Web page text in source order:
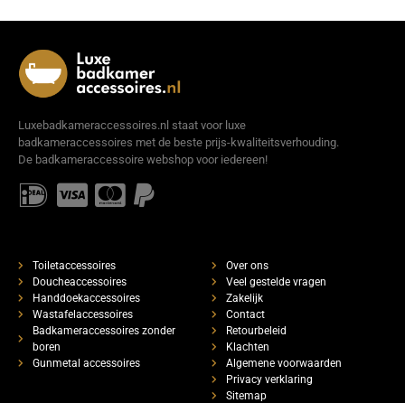
Luxebadkameraccessoires.nl staat voor luxe
badkameraccessoires met de beste prijs-kwaliteitsverhouding.
De badkameraccessoire webshop voor iedereen!
Toiletaccessoires
Doucheaccessoires
Handdoekaccessoires
Wastafelaccessoires
Badkameraccessoires zonder
boren
Gunmetal accessoires
Over ons
Veel gestelde vragen
Zakelijk
Contact
Retourbeleid
Klachten
Algemene voorwaarden
Privacy verklaring
Sitemap